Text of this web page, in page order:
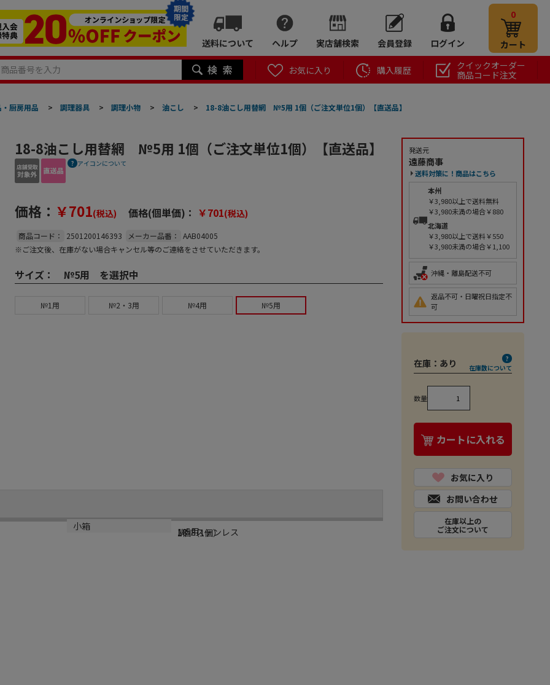
期間
限定
送料について ヘルプ 実店舗検索 会員登録 ログイン
0
カート
お気に入り 購入履歴
クイックオーダー
商品コード注文
厨房用品 > 調理器具 > 調理小物 > 油こし > 18-8油こし用替網 №5用 1個（ご注文単位1個）【直送品】
18-8油こし用替網 №5用 1個（ご注文単位1個）【直送品】
アイコンについて
価格： ￥701(税込) 価格(個単価)： ￥701(税込)
商品コード： 2501200146393 メーカー品番：
AAB04005
※ご注文後、在庫がない場合キャンセル等のご連絡をさせていただきます。
サイズ： №5用 を選択中
№1用 №2・3用 №4用 №5用
規格
№5用
材質
18-8ステンレス
小箱
1個（1個）
発送元
遠藤商事
送料対策に！商品はこちら
本州
￥3,980以上で送料無料
￥3,980未満の場合￥880
北海道
￥3,980以上で送料￥550
￥3,980未満の場合￥1,100
沖縄・離島配送不可
返品不可・日曜祝日指定不
可
在庫： あり 在庫数について
数量
カートに入れる
お気に入り
お問い合わせ
在庫以上の
ご注文について